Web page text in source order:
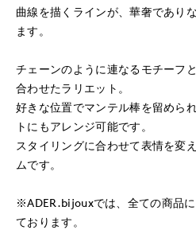
曲線を描くラインが、華奢であり
ます。
チェーンのように連なるモチーフ
合わせたラリエット。
好きな位置でマンテル棒を留めら
トにもアレンジ可能です。
スタイリングに合わせて表情を変
ムです。
※ADER.bijouxでは、全ての商品
ております。